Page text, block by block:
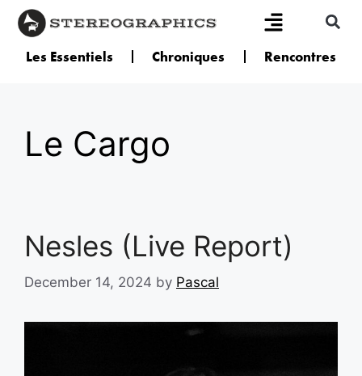
Les Essentiels Chroniques Rencontres
Le Cargo
Nesles (Live Report)
December 14, 2024 by Pascal